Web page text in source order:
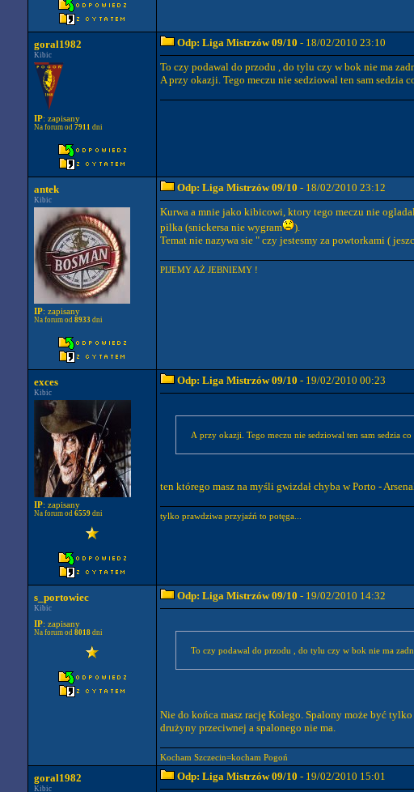
goral1982
Kibic
IP: zapisany
Na forum od 7911 dni
Odp: Liga Mistrzów 09/10 - 18/02/2010 23:10
To czy podawal do przodu , do tylu czy w bok nie ma
A przy okazji. Tego meczu nie sedziowal ten sam sedzia
antek
Kibic
IP: zapisany
Na forum od 8933 dni
Odp: Liga Mistrzów 09/10 - 18/02/2010 23:12
Kurwa a mnie jako kibicowi, ktory tego meczu nie
pilka (snickersa nie wygram
).
Temat nie nazywa sie " czy jestesmy za powtorkami (
PIJEMY AŻ JEBNIEMY !
exces
Kibic
IP: zapisany
Na forum od 6559 dni
Odp: Liga Mistrzów 09/10 - 19/02/2010 00:23
A przy okazji. Tego meczu nie sedziowal ten sam sedzia
ten którego masz na myśli gwizdał chyba w Porto -
tylko prawdziwa przyjaźń to potęga...
s_portowiec
Kibic
IP: zapisany
Na forum od 8018 dni
Odp: Liga Mistrzów 09/10 - 19/02/2010 14:32
To czy podawal do przodu , do tylu czy w bok nie ma
Nie do końca masz rację Kolego. Spalony może być
drużyny przeciwnej a spalonego nie ma.
Kocham Szczecin=kocham Pogoń
goral1982
Kibic
Odp: Liga Mistrzów 09/10 - 19/02/2010 15:01